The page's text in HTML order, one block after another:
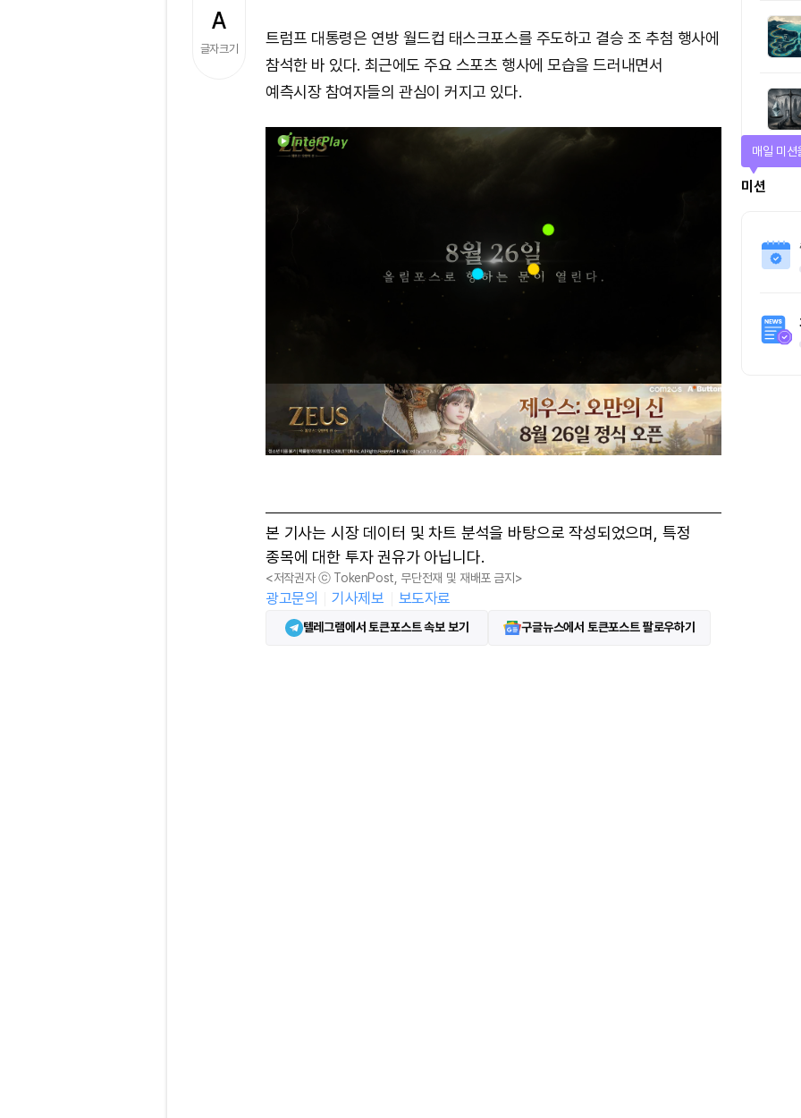
글자크기
트럼프 대통령은 연방 월드컵 태스크포스를 주도하고 결승 조 추첨 행사에
참석한 바 있다. 최근에도 주요 스포츠 행사에 모습을 드러내면서
예측시장 참여자들의 관심이 커지고 있다.
본 기사는 시장 데이터 및 차트 분석을 바탕으로 작성되었으며, 특정
종목에 대한 투자 권유가 아닙니다.
<저작권자 ⓒ TokenPost, 무단전재 및 재배포 금지>
광고문의 기사제보 보도자료
텔레그램에서 토큰포스트 속보 보기 구글뉴스에서 토큰포스트 팔로우하기
미션
매일 미션